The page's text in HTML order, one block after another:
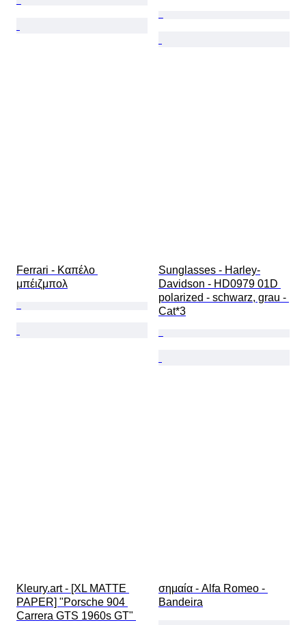
Ferrari - Καπέλο
μπέιζμπολ
Sunglasses - Harley-
Davidson - HD0979 01D
polarized - schwarz, grau -
Cat*3
Kleury.art - [XL MATTE
PAPER] "Porsche 904
Carrera GTS 1960s GT"
σημαία - Alfa Romeo -
Bandeira